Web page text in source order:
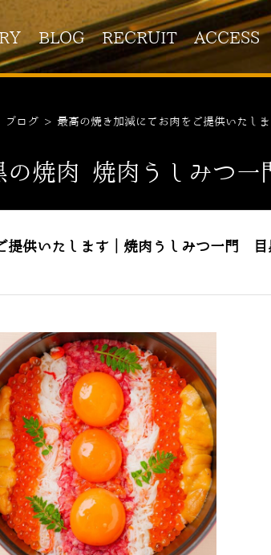
BLOG RECRUIT ACCESS
ブログ > 最高の焼き加減にてお肉をご提供いたし
の焼肉 焼肉うしみつ一
提供いたします｜焼肉うしみつ一門 目